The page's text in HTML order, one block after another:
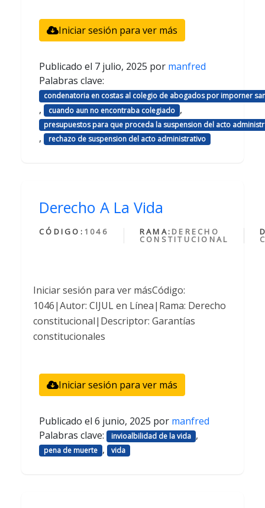
Iniciar sesión para ver más
Publicado el 7 julio, 2025 por manfred
Palabras clave:
condenatoria en costas al colegio de abogados por imporner
, cuando aun no encontraba colegiado ,
presupuestos para que proceda la suspension del acto
, rechazo de suspension del acto administrativo
Derecho A La Vida
CÓDIGO: 1046 RAMA: DERECHO
CONSTITUCIONAL
Iniciar sesión para ver másCódigo:
1046|Autor: CIJUL en Línea|Rama: Derecho
constitucional|Descriptor: Garantías
constitucionales
Iniciar sesión para ver más
Publicado el 6 junio, 2025 por manfred
Palabras clave:
invioalbilidad de la vida ,
pena de muerte , vida